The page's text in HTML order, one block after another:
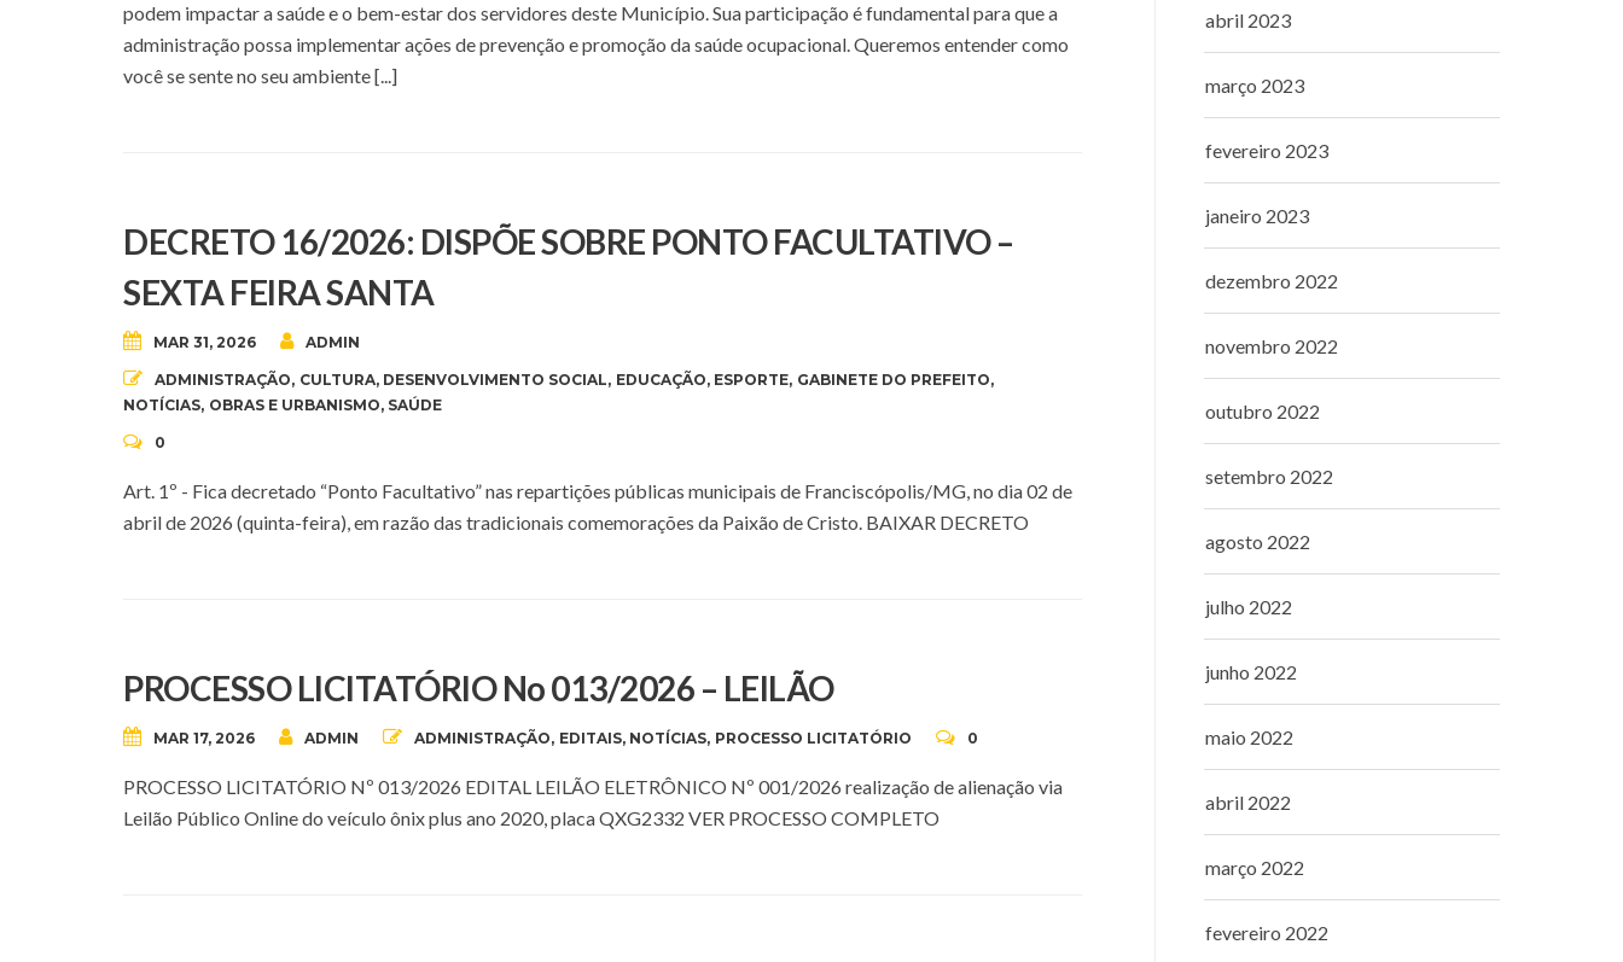
podem impactar a saúde e o bem-estar dos servidores deste Município. Sua participação é fundamental para que a
administração possa implementar ações de prevenção e promoção da saúde ocupacional. Queremos entender como
você se sente no seu ambiente [...]
DECRETO 16/2026: DISPÕE SOBRE PONTO FACULTATIVO –
SEXTA FEIRA SANTA
MAR 31, 2026 ADMIN
ADMINISTRAÇÃO, CULTURA, DESENVOLVIMENTO SOCIAL, EDUCAÇÃO, ESPORTE, GABINETE DO PREFEITO,
NOTÍCIAS, OBRAS E URBANISMO, SAÚDE
0
Art. 1º - Fica decretado “Ponto Facultativo” nas repartições públicas municipais de Franciscópolis/MG, no dia 02 de
abril de 2026 (quinta-feira), em razão das tradicionais comemorações da Paixão de Cristo. BAIXAR DECRETO
PROCESSO LICITATÓRIO No 013/2026 – LEILÃO
MAR 17, 2026 ADMIN ADMINISTRAÇÃO, EDITAIS, NOTÍCIAS, PROCESSO LICITATÓRIO 0
PROCESSO LICITATÓRIO Nº 013/2026 EDITAL LEILÃO ELETRÔNICO Nº 001/2026 realização de alienação via
Leilão Público Online do veículo ônix plus ano 2020, placa QXG2332 VER PROCESSO COMPLETO
abril 2023
março 2023
fevereiro 2023
janeiro 2023
dezembro 2022
novembro 2022
outubro 2022
setembro 2022
agosto 2022
julho 2022
junho 2022
maio 2022
abril 2022
março 2022
fevereiro 2022